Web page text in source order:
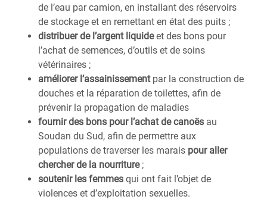
de l’eau par camion, en installant des réservoirs
de stockage et en remettant en état des puits ;
distribuer de l’argent liquideet des bons pour
l’achat de semences, d’outils et de soins
vétérinaires ;
améliorer l’assainissementpar la construction de
douches et la réparation de toilettes, afin de
prévenir la propagation de maladies
fournir des bons pour l’achat de canoës au
Soudan du Sud, afin de permettre aux
populations de traverser les marais pour aller
chercher de la nourriture;
soutenir les femmes qui ont fait l’objet de
violences et d’exploitation sexuelles.